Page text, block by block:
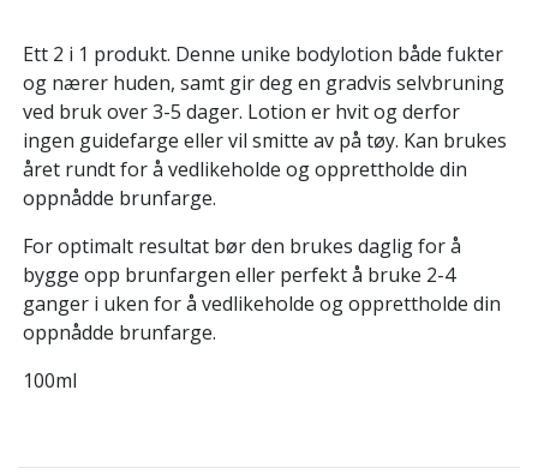
Ett 2 i 1 produkt. Denne unike bodylotion både fukter
og nærer huden, samt gir deg en gradvis selvbruning
ved bruk over 3-5 dager. Lotion er hvit og derfor
ingen guidefarge eller vil smitte av på tøy. Kan brukes
året rundt for å vedlikeholde og opprettholde din
oppnådde brunfarge.
For optimalt resultat bør den brukes daglig for å
bygge opp brunfargen eller perfekt å bruke 2-4
ganger i uken for å vedlikeholde og opprettholde din
oppnådde brunfarge.
100ml